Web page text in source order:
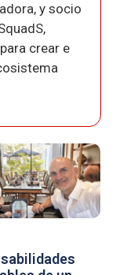
y socio
crear e